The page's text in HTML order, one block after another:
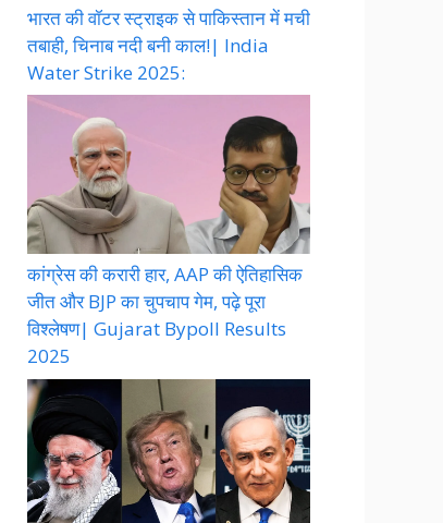
भारत की वॉटर स्ट्राइक से पाकिस्तान में मची
तबाही, चिनाब नदी बनी काल!| India
Water Strike 2025:
कांग्रेस की करारी हार, AAP की ऐतिहासिक
जीत और BJP का चुपचाप गेम, पढ़े पूरा
विश्लेषण| Gujarat Bypoll Results
2025